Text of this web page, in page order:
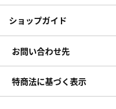
ショップガイド
お問い合わせ先
特商法に基づく表示